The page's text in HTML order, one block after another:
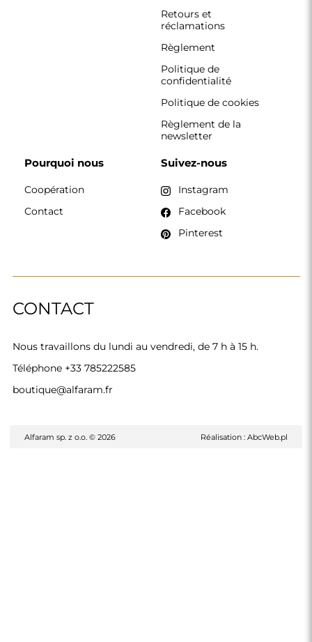
CONTACT
Nous travaillons du lundi au vendredi, de 7 h à 15 h.
Téléphone +33 785222585
boutique@alfaram.fr
Retours et
réclamations
Règlement
Politique de
confidentialité
Politique de cookies
Règlement de la
newsletter
Pourquoi nous
Coopération
Contact
Suivez-nous
Instagram
Facebook
Pinterest
Alfaram sp. z o.o. © 2026 Réalisation : AbcWeb.pl